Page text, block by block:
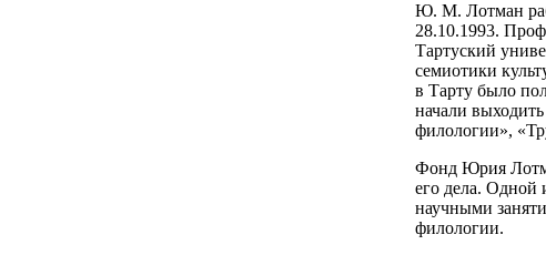
Ю. М. Лотман
28.10.1993.
Тартуский
семиотики
в Тарту было
начали
филологии»,
Фонд Юрия
его дела. Одной
научными
филологии.